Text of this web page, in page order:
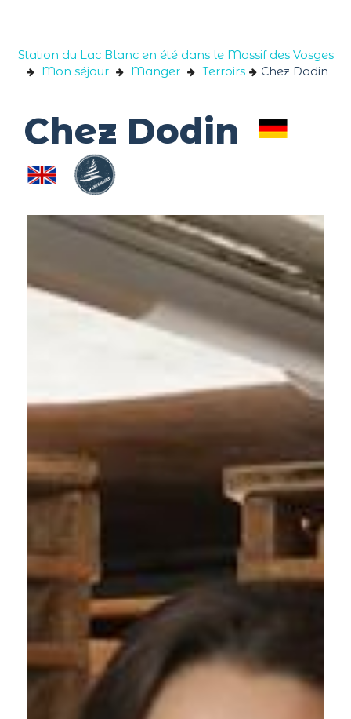
Station du Lac Blanc en été dans le Massif des Vosges
Mon séjour
Manger Terroirs Chez Dodin
Chez Dodin